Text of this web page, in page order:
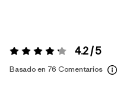
Valoración:4.2 / 5 4.2 / 5
Basado en 76 Comentarios